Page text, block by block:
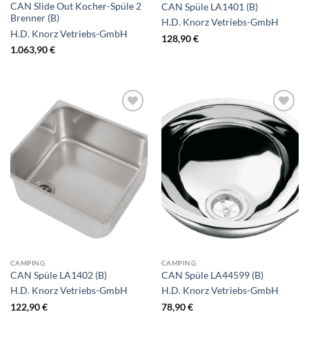
CAN Slide Out Kocher-Spüle 2
Brenner (B)
H.D. Knorz Vetriebs-GmbH
1.063,90€
CAN Spüle LA1401 (B)
H.D. Knorz Vetriebs-GmbH
128,90€
CAMPING
CAN Spüle LA1402 (B)
H.D. Knorz Vetriebs-GmbH
122,90€
CAMPING
CAN Spüle LA44599 (B)
H.D. Knorz Vetriebs-GmbH
78,90€